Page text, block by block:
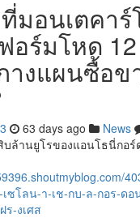
มอนเตคาร์
อร์มโหด
างแผนซื้อข
63 days ago News
ล้านยูโรของแอนโธนี่กอร์
ซโลน-า-เช-กบ-ล-กอร-ดอ
ร-งเศส